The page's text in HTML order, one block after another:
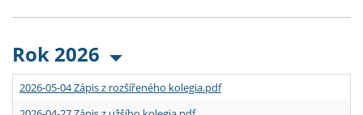
Rok 2026
2026-05-04 Zápis z rozšířeného kolegia.pdf